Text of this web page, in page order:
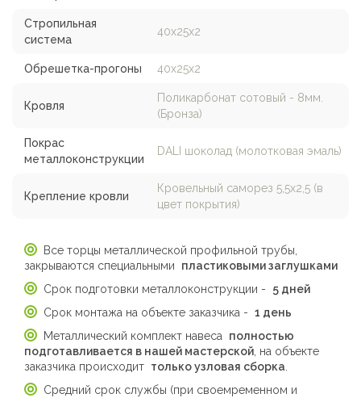
Стропильная
система
40х25х2
Обрешетка-прогоны 40х25х2
Кровля
Поликарбонат сотовый - 8мм.
(Бронза)
Покрас
металлоконструкции
DALI шоколад (молотковая эмаль)
Крепление кровли
Кровельный саморез 5,5х2,5 (в
цвет покрытия)
Все торцы металлической профильной трубы,
закрываются специальными пластиковыми заглушками
Срок подготовки металлоконструкции - 5 дней
Срок монтажа на объекте заказчика - 1 день
Металлический комплект навеса полностью
подготавливается в нашей мастерской, на объекте
заказчика происходит только узловая сборка.
Средний срок службы (при своемременном и